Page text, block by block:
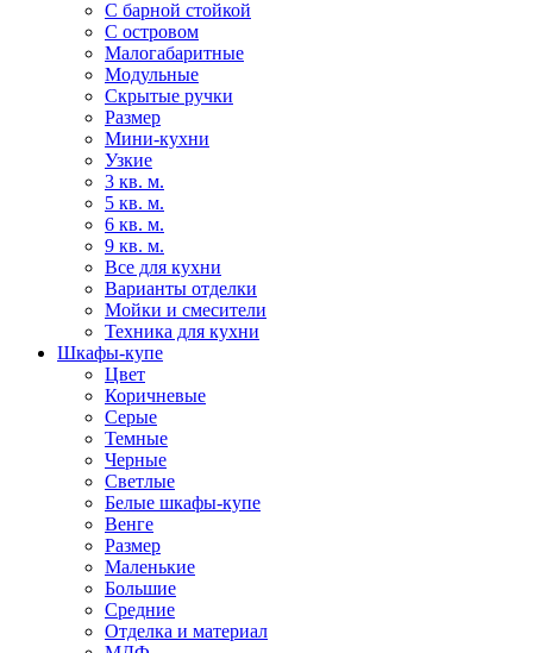
С барной стойкой
С островом
Малогабаритные
Модульные
Скрытые ручки
Размер
Мини-кухни
Узкие
3 кв. м.
5 кв. м.
6 кв. м.
9 кв. м.
Все для кухни
Варианты отделки
Мойки и смесители
Техника для кухни
Шкафы-купе
Цвет
Коричневые
Серые
Темные
Черные
Светлые
Белые шкафы-купе
Венге
Размер
Маленькие
Большие
Средние
Отделка и материал